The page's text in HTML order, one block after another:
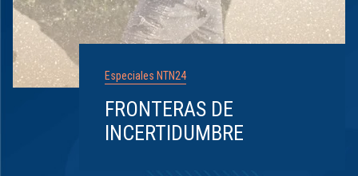
Especiales NTN24
FRONTERAS DE
INCERTIDUMBRE